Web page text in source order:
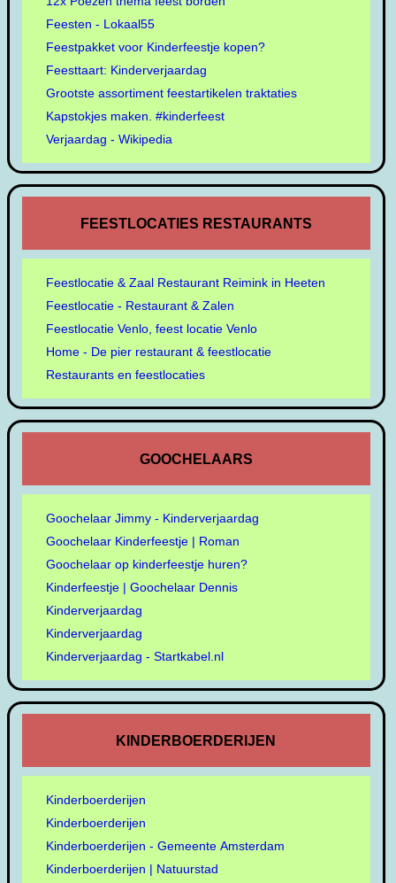
Feesten - Lokaal55
Feestpakket voor Kinderfeestje kopen?
Feesttaart: Kinderverjaardag
Grootste assortiment feestartikelen traktaties
Kapstokjes maken. #kinderfeest
Verjaardag - Wikipedia
FEESTLOCATIES RESTAURANTS
Feestlocatie & Zaal Restaurant Reimink in Heeten
Feestlocatie - Restaurant & Zalen
Feestlocatie Venlo, feest locatie Venlo
Home - De pier restaurant & feestlocatie
Restaurants en feestlocaties
GOOCHELAARS
Goochelaar Jimmy - Kinderverjaardag
Goochelaar Kinderfeestje | Roman
Goochelaar op kinderfeestje huren?
Kinderfeestje | Goochelaar Dennis
Kinderverjaardag
Kinderverjaardag
Kinderverjaardag - Startkabel.nl
KINDERBOERDERIJEN
Kinderboerderijen
Kinderboerderijen
Kinderboerderijen - Gemeente Amsterdam
Kinderboerderijen | Natuurstad